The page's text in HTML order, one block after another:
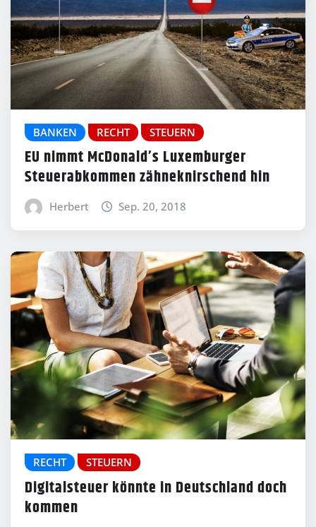
BANKEN RECHT STEUERN
EU nimmt McDonald’s Luxemburger
Steuerabkommen zähneknirschend hin
Herbert Sep. 20, 2018
RECHT STEUERN
Digitalsteuer könnte in Deutschland doch
kommen